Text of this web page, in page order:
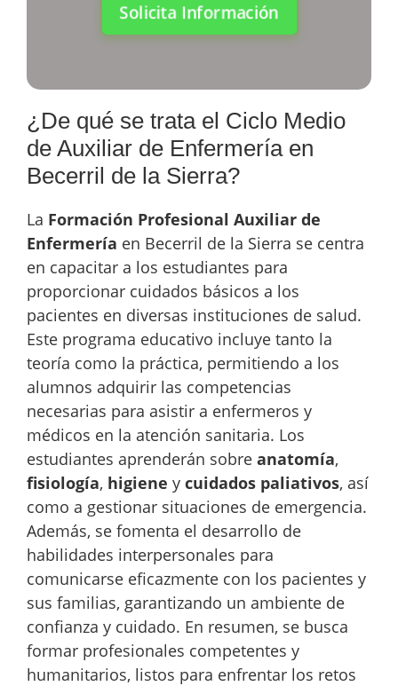
Solicita Información
¿De qué se trata el Ciclo Medio
de Auxiliar de Enfermería en
Becerril de la Sierra?
La Formación Profesional Auxiliar de
Enfermería en Becerril de la Sierra se centra
en capacitar a los estudiantes para
proporcionar cuidados básicos a los
pacientes en diversas instituciones de salud.
Este programa educativo incluye tanto la
teoría como la práctica, permitiendo a los
alumnos adquirir las competencias
necesarias para asistir a enfermeros y
médicos en la atención sanitaria. Los
estudiantes aprenderán sobre anatomía,
fisiología, higiene y cuidados paliativos, así
como a gestionar situaciones de emergencia.
Además, se fomenta el desarrollo de
habilidades interpersonales para
comunicarse eficazmente con los pacientes y
sus familias, garantizando un ambiente de
confianza y cuidado. En resumen, se busca
formar profesionales competentes y
humanitarios, listos para enfrentar los retos